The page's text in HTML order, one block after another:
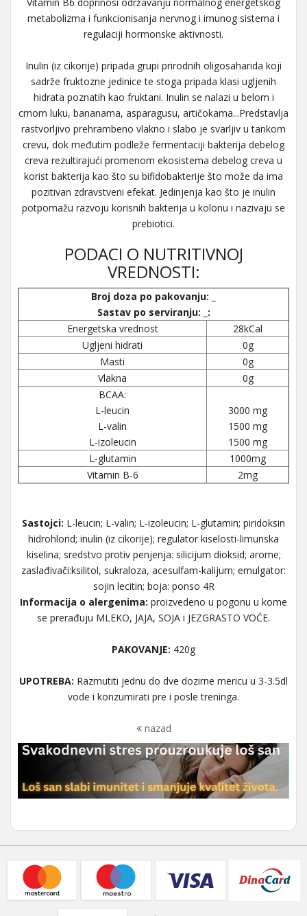
metabolizma i funkcionisanja nervnog i imunog sistema i
regulaciji hormonske aktivnosti.
Inulin (iz cikorije) pripada grupi prirodnih oligosaharida koji
sadrže fruktozne jedinice te stoga pripada klasi ugljenih
hidrata poznatih kao fruktani. Inulin se nalazi u belom i
crnom luku, bananama, asparagusu, artičokama...Predstavlja
rastvorljivo prehrambeno vlakno i slabo je svarljiv u tankom
crevu, dok međutim podleže fermentaciji bakterija debelog
creva rezultirajući promenom ekosistema debelog creva u
korist bakterija kao što su bifidobakterije što može da ima
pozitivan zdravstveni efekat. Jedinjenja kao što je inulin
potpomažu razvoju korisnih bakterija u kolonu i nazivaju se
prebiotici.
PODACI O NUTRITIVNOJ
VREDNOSTI:
Broj doza po pakovanju: _
Sastav po serviranju: _:
Energetska vrednost
28kCal
Ugljeni hidrati
0g
Masti
0g
Vlakna
0g
BCAA:
L-leucin
L-valin
L-izoleucin
3000 mg
1500 mg
1500 mg
L-glutamin
1000mg
Vitamin B-6
2mg
Sastojci: L-leucin; L-valin; L-izoleucin; L-glutamin; piridoksin
hidrohlorid; inulin (iz cikorije); regulator kiselosti-limunska
kiselina; sredstvo protiv penjenja: silicijum dioksid; arome;
zaslađivači:ksilitol, sukraloza, acesulfam-kalijum; emulgator:
sojin lecitin; boja: ponso 4R
Informacija o alergenima: proizvedeno u pogonu u kome
se prerađuju MLEKO, JAJA, SOJA i JEZGRASTO VOĆE.
PAKOVANJE: 420g
UPOTREBA: Razmutiti jednu do dve dozirne mericu u 3-3.5dl
vode i konzumirati pre i posle treninga.
nazad